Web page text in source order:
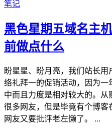
黑色星期五域名主
前做点什么
盼星星、盼月亮，我们站长
络礼拜一的促销活动，因为
中而且力度是相对较大的。
很多网友，但是毕竟有个博
网友又要批评老左懒了。 ...